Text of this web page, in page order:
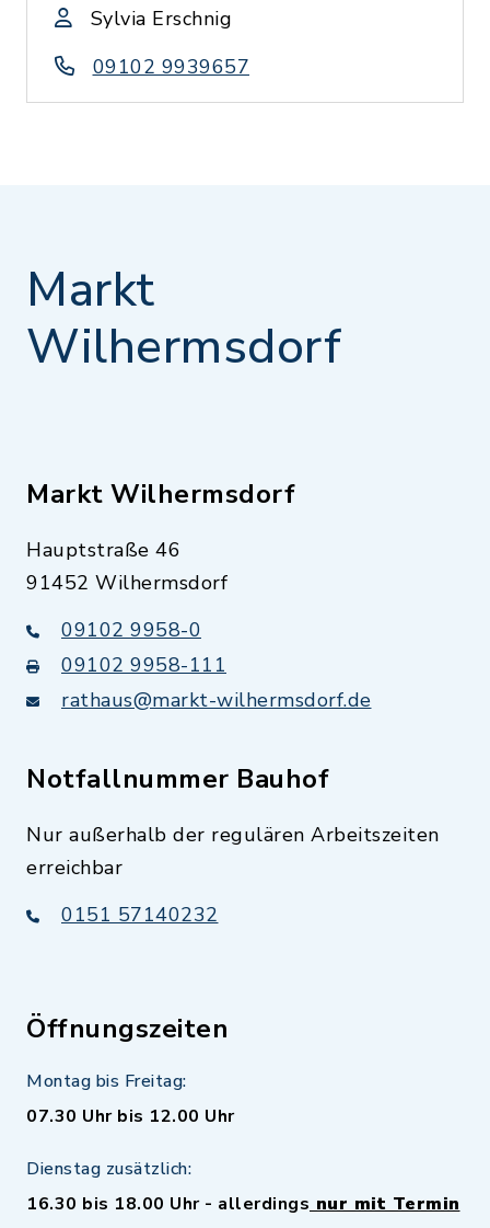
Sylvia Erschnig
09102 9939657
Markt
Wilhermsdorf
Markt Wilhermsdorf
Hauptstraße 46
91452 Wilhermsdorf
09102 9958-0
09102 9958-111
rathaus@markt-wilhermsdorf.de
Notfallnummer Bauhof
Nur außerhalb der regulären Arbeitszeiten
erreichbar
0151 57140232
Öffnungszeiten
Montag bis Freitag:
07.30 Uhr bis 12.00 Uhr
Dienstag zusätzlich:
16.30 bis 18.00 Uhr - allerdings nur mit Termin